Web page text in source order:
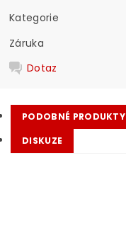
Kategorie
Záruka
Dotaz
PODOBNÉ PRODUKTY
DISKUZE